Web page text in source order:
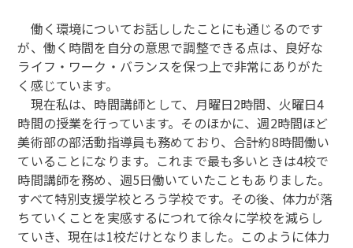
働く環境についてお話ししたことにも通じるのです
が、働く時間を自分の意思で調整できる点は、良好な
ライフ・ワーク・バランスを保つ上で非常にありがた
く感じています。
現在私は、時間講師として、月曜日2時間、火曜日4
時間の授業を行っています。そのほかに、週2時間ほど
美術部の部活動指導員も務めており、合計約8時間働い
ていることになります。これまで最も多いときは4校で
時間講師を務め、週5日働いていたこともありました。
すべて特別支援学校とろう学校です。その後、体力が落
ちていくことを実感するにつれて徐々に学校を減らし
ていき、現在は1校だけとなりました。このように体力